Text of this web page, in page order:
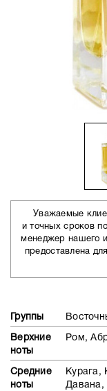
Уважаемые
и точных сроков
менеджер нашего
предоставлена
Группы
Верхние
ноты
Ром,
Средние
ноты
Курага,
Давана,